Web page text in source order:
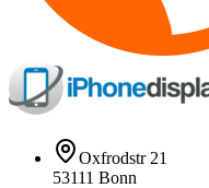
Oxfrodstr 21
53111 Bonn